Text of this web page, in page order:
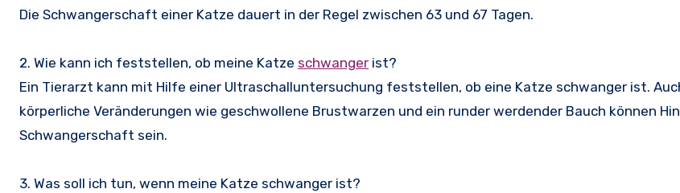
Die Schwangerschaft einer Katze dauert in der Regel zwischen 63 und 67 Tagen.
2. Wie kann ich feststellen, ob meine Katze schwanger ist?
Ein Tierarzt kann mit Hilfe einer Ultraschalluntersuchung feststellen, ob eine Katze schwanger ist.
körperliche Veränderungen wie geschwollene Brustwarzen und ein runder werdender Bauch können
Schwangerschaft sein.
3. Was soll ich tun, wenn meine Katze schwanger ist?